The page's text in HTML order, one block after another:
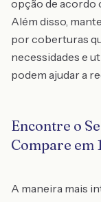
opção de acordo
Além disso,
por coberturas
necessidades e
podem ajudar a
Encontre o
Compare em
A maneira mais